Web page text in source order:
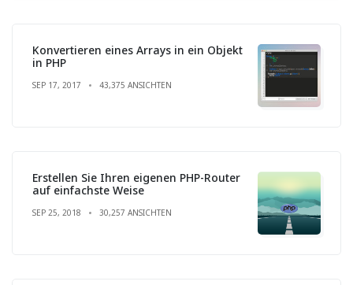
Konvertieren eines Arrays in ein Objekt
in PHP
SEP 17, 2017 43,375 ANSICHTEN
Erstellen Sie Ihren eigenen PHP-Router
auf einfachste Weise
SEP 25, 2018 30,257 ANSICHTEN